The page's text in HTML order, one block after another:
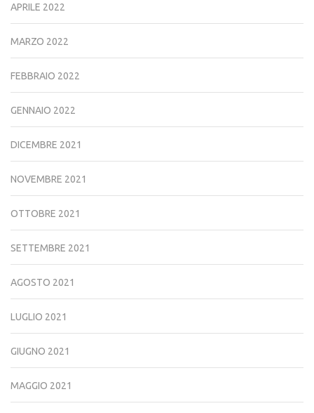
APRILE 2022
MARZO 2022
FEBBRAIO 2022
GENNAIO 2022
DICEMBRE 2021
NOVEMBRE 2021
OTTOBRE 2021
SETTEMBRE 2021
AGOSTO 2021
LUGLIO 2021
GIUGNO 2021
MAGGIO 2021